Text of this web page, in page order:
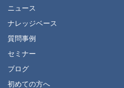
ニュース
ナレッジベース
質問事例
セミナー
ブログ
初めての方へ